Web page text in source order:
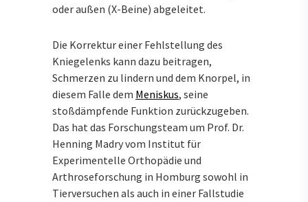
oder außen (X-Beine) abgeleitet.
Die Korrektur einer Fehlstellung des
Kniegelenks kann dazu beitragen,
Schmerzen zu lindern und dem Knorpel, in
diesem Falle dem Meniskus, seine
stoßdämpfende Funktion zurückzugeben.
Das hat das Forschungsteam um Prof. Dr.
Henning Madry vom Institut für
Experimentelle Orthopädie und
Arthroseforschung in Homburg sowohl in
Tierversuchen als auch in einer Fallstudie